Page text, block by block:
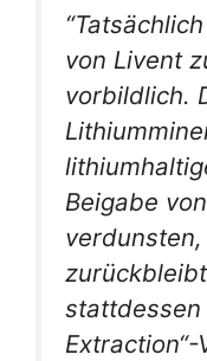
von Livent
vorbildlich.
Beigabe
stattdessen